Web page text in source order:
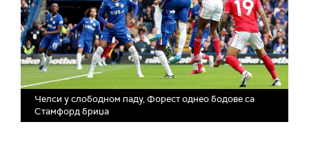
Челси у слободном паду, Форест однео бодове са
Стамфорд бриџа